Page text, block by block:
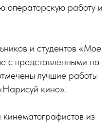
операторскую работу и
и студентов «Мое
с представленными на
лучшие работы
кино».
из